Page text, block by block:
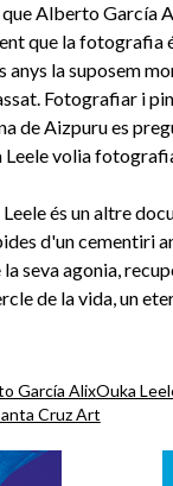
Alberto García
que la fotografia
anys la suposem
Fotografiar i
de Aizpuru es
volia
és un altre
d'un cementiri
seva agonia,
de la vida, un
García AlixOuka
Cruz Art